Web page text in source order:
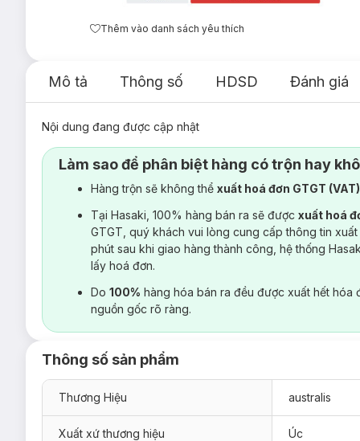
Thêm vào danh sách yêu thích
Mô tả Thông số HDSD Đánh giá
Nội dung đang được cập nhật
Làm sao để phân biệt hàng có trộn hay
Hàng trộn sẽ không thể xuất hoá đơn GTGT
Tại Hasaki, 100% hàng bán ra sẽ được xuất hoá
GTGT, quý khách vui lòng cung cấp thông tin
phút sau khi giao hàng thành công, hệ thống
lấy hoá đơn.
Do 100% hàng hóa bán ra đều được xuất hết hóa
nguồn gốc rõ ràng.
Thông số sản phẩm
Thương Hiệu australis
Xuất xứ thương hiệu Úc